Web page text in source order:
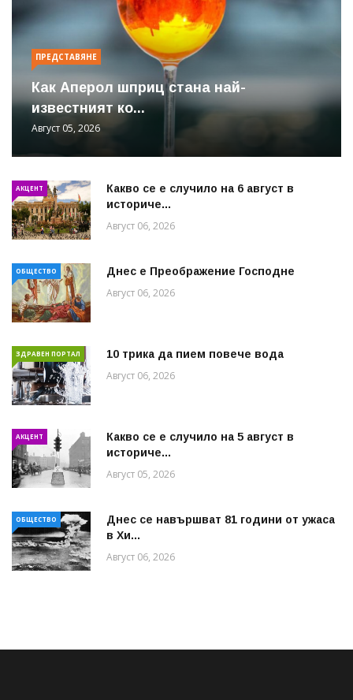
ПРЕДСТАВЯНЕ
Как Аперол шприц стана най-
известният ко...
Август 05, 2026
АКЦЕНТ
Какво се е случило на 6 август в
историче...
Август 06, 2026
ОБЩЕСТВО Днес е Преображение Господне
Август 06, 2026
ЗДРАВЕН ПОРТАЛ 10 трика да пием повече вода
Август 06, 2026
АКЦЕНТ
Какво се е случило на 5 август в
историче...
Август 05, 2026
ОБЩЕСТВО
Днес се навършват 81 години от ужаса
в Хи...
Август 06, 2026